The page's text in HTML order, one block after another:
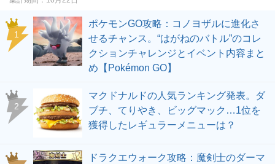
ポケモンGO攻略：コノヨザルに進化さ
せるチャンス。“はがねのバトル”のコレ
クションチャレンジとイベント内容まと
め【Pokémon GO】
マクドナルドの人気ランキング発表。ダ
ブチ、てりやき、ビッグマック…1位を
獲得したレギュラーメニューは？
ドラクエウォーク攻略：魔剣士のダーマ